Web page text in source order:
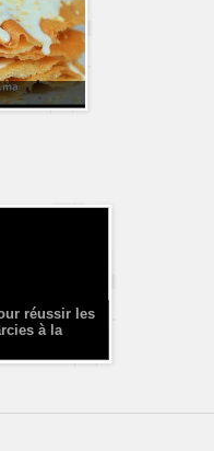
réussir les
à la